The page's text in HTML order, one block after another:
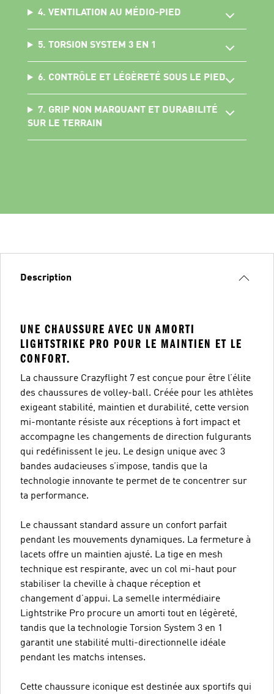
4. VENTILATION AU MÉDIO-PIED
5. TORSION SYSTEM 3 EN 1
6. CONTRÔLE ET LÉGÈRETÉ SOUS LE PIED
7. GRIP NON MARQUANT ET DURABILITÉ
SUR LE TERRAIN
Description
UNE CHAUSSURE AVEC UN AMORTI
LIGHTSTRIKE PRO POUR LE MAINTIEN ET LE
CONFORT.
La chaussure Crazyflight 7 est conçue pour être l’élite
des chaussures de volley-ball. Créée pour les athlètes
exigeant stabilité, maintien et durabilité, cette version
mi-montante résiste aux réceptions à fort impact et
accompagne les changements de direction fulgurants
qui redéfinissent le jeu. Le design unique avec 3
bandes audacieuses s’impose, tandis que la
technologie innovante te permet de te concentrer sur
ta performance.
Le chaussant standard assure un confort parfait
pendant les mouvements dynamiques. La fermeture à
lacets offre un maintien ajusté. La tige en mesh
technique est respirante, avec un col mi-haut pour
stabiliser la cheville à chaque réception et
changement d’appui. La semelle intermédiaire
Lightstrike Pro procure un amorti tout en légèreté,
tandis que la technologie Torsion System 3 en 1
garantit une stabilité multi-directionnelle idéale
pendant les matchs intenses.
Cette chaussure iconique est destinée aux sportifs qui